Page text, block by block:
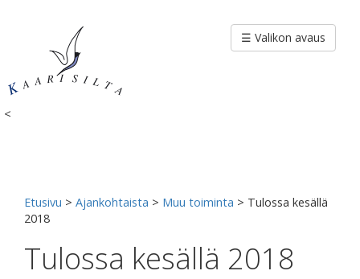
<
☰ Valikon avaus
Etusivu > Ajankohtaista > Muu toiminta > Tulossa kesällä
2018
Tulossa kesällä 2018